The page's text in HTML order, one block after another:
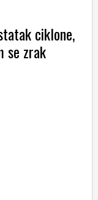
ciklone,
se zrak